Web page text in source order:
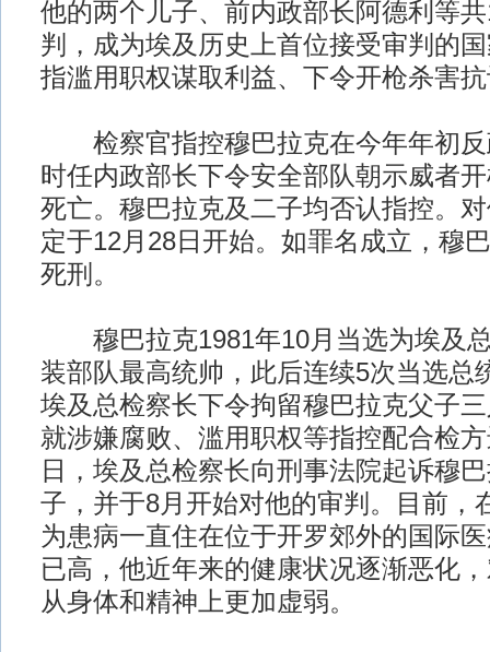
他的两个儿子、前内政部长阿德利等
判，成为埃及历史上首位接受审判的
指滥用职权谋取利益、下令开枪杀害
检察官指控穆巴拉克在今年年初反
时任内政部长下令安全部队朝示威者
死亡。穆巴拉克及二子均否认指控。
定于12月28日开始。如罪名成立，穆
死刑。
穆巴拉克1981年10月当选为埃及
装部队最高统帅，此后连续5次当选总
埃及总检察长下令拘留穆巴拉克父子
就涉嫌腐败、滥用职权等指控配合检
日，埃及总检察长向刑事法院起诉穆
子，并于8月开始对他的审判。目前，
为患病一直住在位于开罗郊外的国际
已高，他近年来的健康状况逐渐恶化
从身体和精神上更加虚弱。